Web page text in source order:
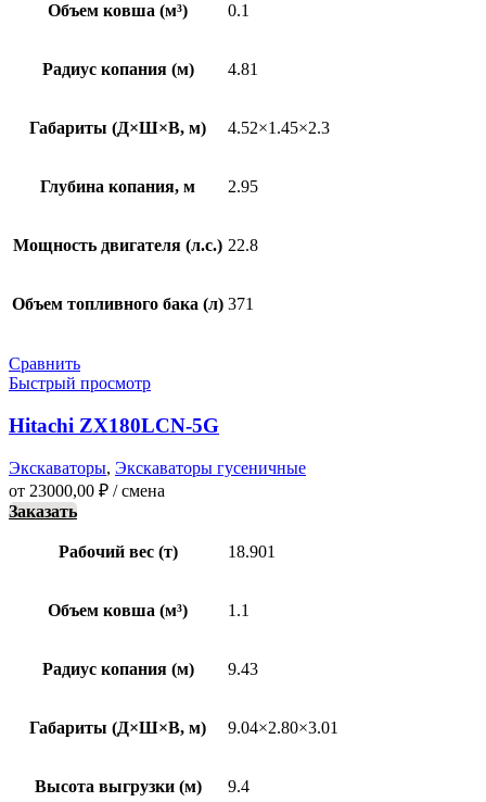
Объем ковша (м³) 0.1
Радиус копания (м) 4.81
Габариты (Д×Ш×В, м) 4.52×1.45×2.3
Глубина копания, м 2.95
Мощность двигателя (л.с.) 22.8
Объем топливного бака (л) 371
Сравнить
Быстрый просмотр
Hitachi ZX180LCN-5G
Экскаваторы, Экскаваторы гусеничные
от 23000,00 ₽ / смена
Заказать
Рабочий вес (т) 18.901
Объем ковша (м³) 1.1
Радиус копания (м) 9.43
Габариты (Д×Ш×В, м) 9.04×2.80×3.01
Высота выгрузки (м) 9.4